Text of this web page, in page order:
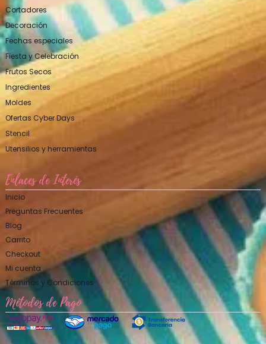
Cortadores
Decoración
Fechas especiales
Fiesta y Celebración
Frutos Secos
Ingredientes
Moldes
Ofertas Cyber Days
Stencil
Utensilios y herramientas
Enlaces de Interés
Inicio
Preguntas Frecuentes
Blog
Carrito
Checkout
Mi cuenta
Términos y Condiciones
Métodos de Pago